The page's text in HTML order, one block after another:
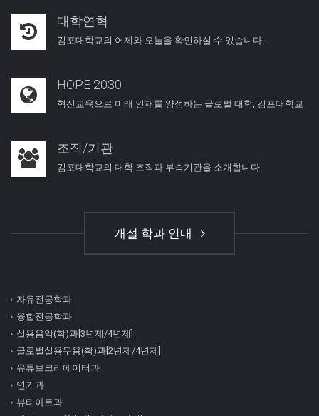
대학연혁
김포대학교의 어제와 오늘을 확인하실 수 있습니다.
HOPE 2030
혁신교육으로 미래 인재를 양성하는 글로벌 대학, 김포대학교
조직/기관
김포대학교의 대학 조직과 부속기관을 소개합니다.
개설 학과 안내
자유전공학과
융합전공학과
실용음악(학)과[3년제/4년제]
글로벌실용무용(학)과[2년제/4년제]
유튜브크리에이터과
연기과
뷰티아트과